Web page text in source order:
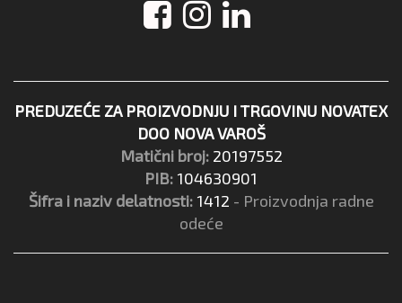
PREDUZEĆE ZA PROIZVODNJU I TRGOVINU NOVATEX
DOO NOVA VAROŠ
Matični broj: 20197552
PIB: 104630901
Šifra i naziv delatnosti: 1412 - Proizvodnja radne
odeće